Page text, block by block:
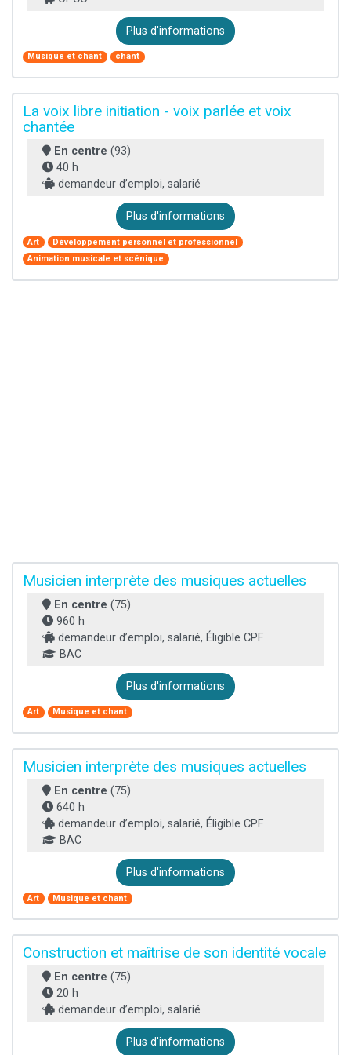
Plus d'informations
Musique et chant chant
La voix libre initiation - voix parlée et voix
chantée
En centre (93)
40 h
demandeur d’emploi, salarié
Plus d'informations
Art
Développement personnel et professionnel
Animation musicale et scénique
Musicien interprète des musiques actuelles
En centre (75)
960 h
demandeur d’emploi, salarié, Éligible CPF
BAC
Plus d'informations
Art Musique et chant
Musicien interprète des musiques actuelles
En centre (75)
640 h
demandeur d’emploi, salarié, Éligible CPF
BAC
Plus d'informations
Art Musique et chant
Construction et maîtrise de son identité vocale
En centre (75)
20 h
demandeur d’emploi, salarié
Plus d'informations